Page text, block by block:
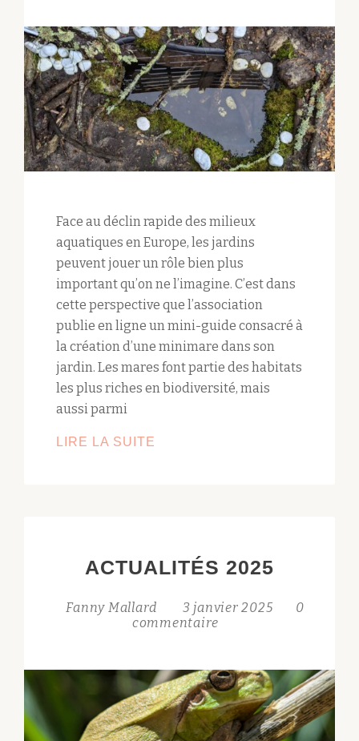
Face au déclin rapide des milieux
aquatiques en Europe, les jardins
peuvent jouer un rôle bien plus
important qu’on ne l’imagine. C’est dans
cette perspective que l’association
publie en ligne un mini-guide consacré à
la création d’une minimare dans son
jardin. Les mares font partie des habitats
les plus riches en biodiversité, mais
aussi parmi
LIRE LA SUITE
SON
ACTUALITÉS 2025
Fanny Mallard 3 janvier 2025
0
commentaire